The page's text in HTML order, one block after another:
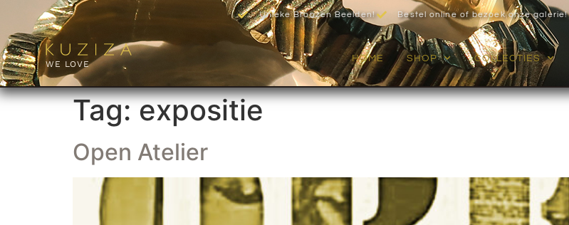
Unieke Bronzen Beelden! Bestel online of bezoek onze galerie!
WE LOVE
HOME SHOP COLLECTIES
Tag:expositie
Open Atelier